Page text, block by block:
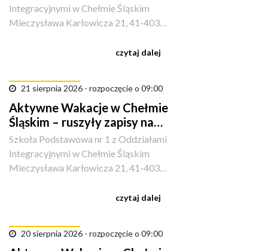
Integracyjnymi w Chełmie Śląskim
Mieczysława Karłowicza 21, 41-403
czytaj dalej
21 sierpnia 2026 - rozpoczęcie o 09:00
Aktywne Wakacje w Chełmie
Śląskim – ruszyły zapisy na
sportowe półkolonie!
Szkoła Podstawowa nr 1 z Oddziałami
Integracyjnymi w Chełmie Śląskim
Mieczysława Karłowicza 21, 41-403
czytaj dalej
20 sierpnia 2026 - rozpoczęcie o 09:00